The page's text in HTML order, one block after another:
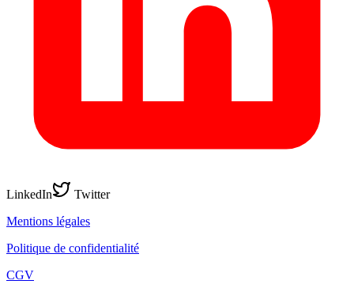
LinkedIn
Twitter
Mentions légales
Politique de confidentialité
CGV